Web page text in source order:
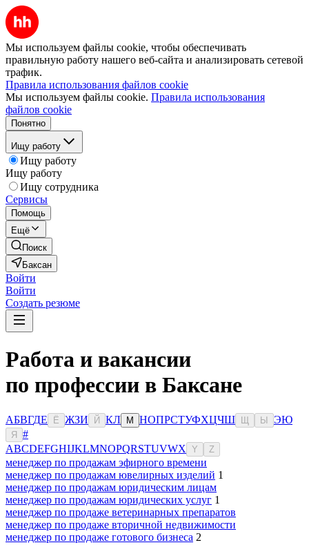
Мы используем файлы cookie, чтобы обеспечивать
правильную работу нашего веб-сайта и анализировать сетевой
трафик.
Правила использования файлов cookie
Мы используем файлы cookie. Правила использования
файлов cookie
Понятно
Ищу работу
Ищу работу
Ищу работу
Ищу сотрудника
Сервисы
Помощь
Ещё
Поиск
Баксан
Войти
Войти
Создать резюме
Работа и вакансии
по профессии в Баксане
АБВГДЕ Ё ЖЗИ Й КЛ М НОПРСТУФХЦЧШ Ы ЭЮ
Я
#
ABCDEFGHIJKLMNOPQRSTUVWX Y Z
менеджер по продажам эфирного времени
менеджер по продажам ювелирных изделий 1
менеджер по продажам юридическим лицам
менеджер по продажам юридических услуг 1
менеджер по продаже ветеринарных препаратов
менеджер по продаже вторичной недвижимости
менеджер по продаже готового бизнеса 2